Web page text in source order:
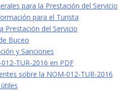
para la Prestación del Servicio
para el Turista
Prestación del Servicio
Buceo
y Sanciones
TUR-2016 en PDF
sobre la NOM-012-TUR-2016